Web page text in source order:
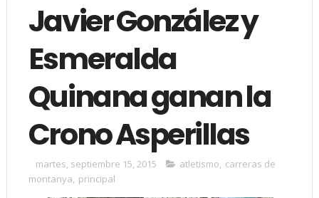
Javier González y
Esmeralda
Quinana ganan la
Crono Asperillas
martes, septiembre 15, 2015 atletismo, carreras de
montanya, principal